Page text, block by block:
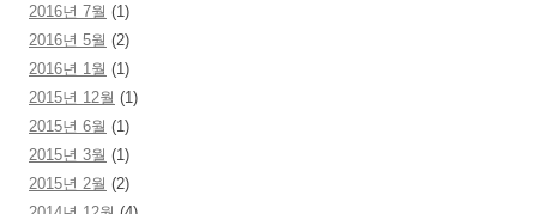
2016년 7월 (1)
2016년 5월 (2)
2016년 1월 (1)
2015년 12월 (1)
2015년 6월 (1)
2015년 3월 (1)
2015년 2월 (2)